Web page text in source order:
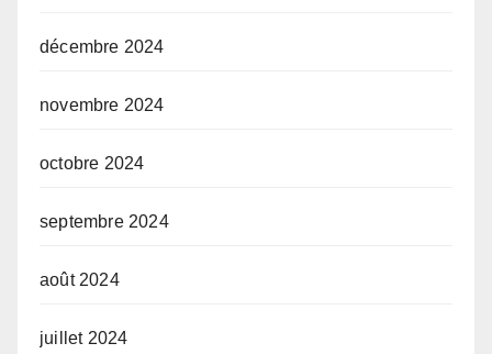
décembre 2024
novembre 2024
octobre 2024
septembre 2024
août 2024
juillet 2024